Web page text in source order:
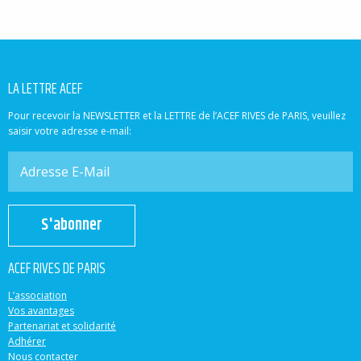
LA LETTRE ACEF
Pour recevoir la NEWSLETTER et la LETTRE de l’ACEF RIVES de PARIS, veuillez
saisir votre adresse e-mail:
S'abonner
ACEF RIVES DE PARIS
L’association
Vos avantages
Partenariat et solidarité
Adhérer
Nous contacter